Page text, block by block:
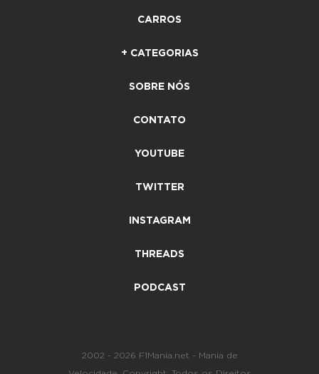
CARROS
+ CATEGORIAS
SOBRE NÓS
CONTATO
YOUTUBE
TWITTER
INSTAGRAM
THREADS
PODCAST
2002 - 2026 F1Mania.net - Mania de